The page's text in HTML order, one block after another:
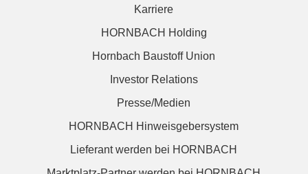
Karriere
HORNBACH Holding
Hornbach Baustoff Union
Investor Relations
Presse/Medien
HORNBACH Hinweisgebersystem
Lieferant werden bei HORNBACH